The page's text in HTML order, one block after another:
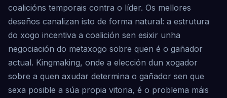
coalicións temporais contra o líder. Os mellores
deseños canalizan isto de forma natural: a estrutura
do xogo incentiva a coalición sen esixir unha
negociación do metaxogo sobre quen é o gañador
actual. Kingmaking, onde a elección dun xogador
sobre a quen axudar determina o gañador sen que
sexa posible a súa propia vitoria, é o problema máis